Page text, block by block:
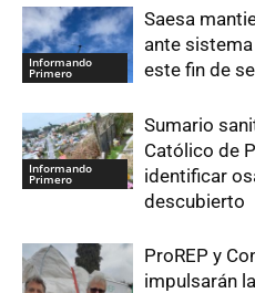
Informando
Primero
Saesa
ante
este fin de
Informando
Primero
Sumario
Católico de
identificar
descubierto
ProREP y
impulsarán